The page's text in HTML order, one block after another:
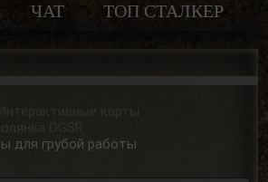
ЧАТ ТОП СТАЛКЕР
Интерактивные карты
OGSR
для грубой работы